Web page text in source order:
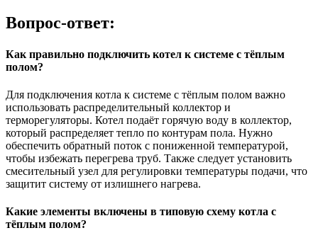
Вопрос-ответ:
Как правильно подключить котел к системе с тёплым
полом?
Для подключения котла к системе с тёплым полом важно
использовать распределительный коллектор и
терморегуляторы. Котел подаёт горячую воду в коллектор,
который распределяет тепло по контурам пола. Нужно
обеспечить обратный поток с пониженной температурой,
чтобы избежать перегрева труб. Также следует установить
смесительный узел для регулировки температуры подачи, что
защитит систему от излишнего нагрева.
Какие элементы включены в типовую схему котла с
тёплым полом?